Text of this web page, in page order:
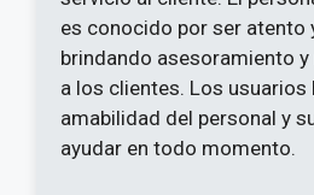
es conocido por ser atento
brindando asesoramiento
a los clientes. Los usuarios
amabilidad del personal y
ayudar en todo momento.